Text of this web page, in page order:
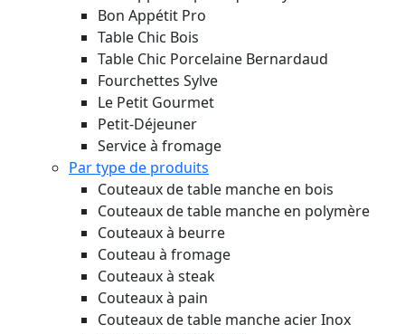
Bon Appétit Pro
Table Chic Bois
Table Chic Porcelaine Bernardaud
Fourchettes Sylve
Le Petit Gourmet
Petit-Déjeuner
Service à fromage
Par type de produits
Couteaux de table manche en bois
Couteaux de table manche en polymère
Couteaux à beurre
Couteau à fromage
Couteaux à steak
Couteaux à pain
Couteaux de table manche acier Inox